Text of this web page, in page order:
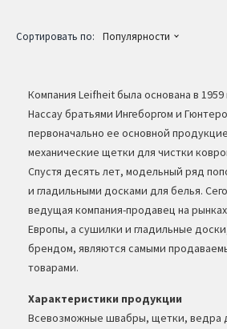
Сортировать по: Популярности
Компания Leifheit была основана в 1959
Нассау братьями Ингеборгом и
первоначально ее основной
механические щетки для чистки
Спустя десять лет, модельный ряд
и гладильными досками для белья.
ведущая компания-продавец на
Европы, а сушилки и гладильные
брендом, являются самыми
товарами.
Характеристики продукции
Всевозможные швабры, щетки, ведра